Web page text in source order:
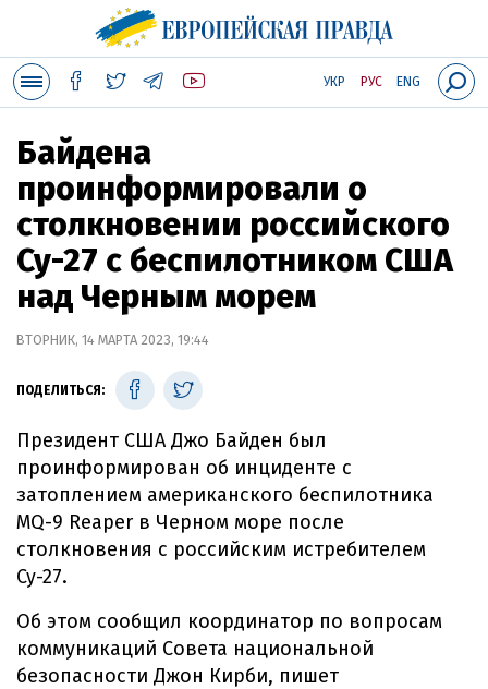
УКР РУС ENG
Байдена
проинформировали о
столкновении российского
Су-27 с беспилотником США
над Черным морем
ВТОРНИК, 14 МАРТА 2023, 19:44
ПОДЕЛИТЬСЯ:
Президент США Джо Байден был
проинформирован об инциденте с
затоплением американского беспилотника
MQ-9 Reaper в Черном море после
столкновения с российским истребителем
Су-27.
Об этом сообщил координатор по вопросам
коммуникаций Совета национальной
безопасности Джон Кирби, пишет